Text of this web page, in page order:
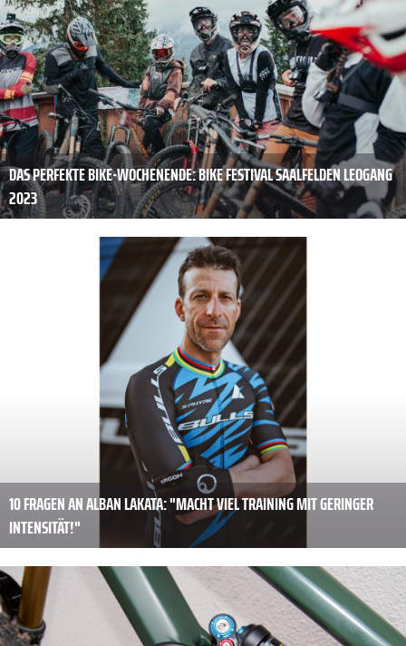
DAS PERFEKTE BIKE-WOCHENENDE: BIKE FESTIVAL SAALFELDEN LEOGANG
2023
10 FRAGEN AN ALBAN LAKATA: "MACHT VIEL TRAINING MIT GERINGER
INTENSITÄT!"